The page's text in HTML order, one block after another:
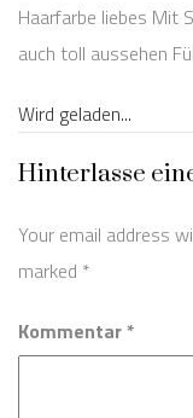
Haarfarbe liebes Mit
auch toll aussehen
Wird geladen...
Hinterlasse
Your email address
marked *
Kommentar *